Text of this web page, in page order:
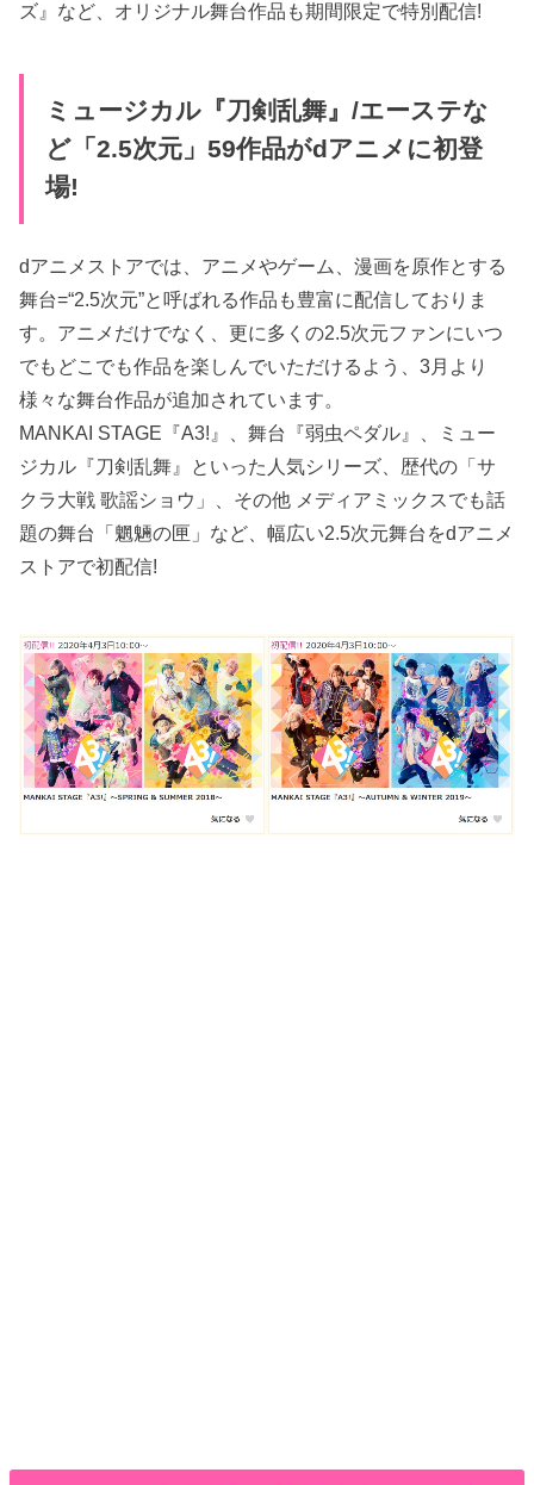
ズ』など、オリジナル舞台作品も期間限定で特別配信!
ミュージカル『刀剣乱舞』/エーステな
ど「2.5次元」59作品がdアニメに初登
場!
dアニメストアでは、アニメやゲーム、漫画を原作とする
舞台=“2.5次元”と呼ばれる作品も豊富に配信しておりま
す。アニメだけでなく、更に多くの2.5次元ファンにいつ
でもどこでも作品を楽しんでいただけるよう、3月より
様々な舞台作品が追加されています。
MANKAI STAGE『A3!』、舞台『弱虫ペダル』、ミュー
ジカル『刀剣乱舞』といった人気シリーズ、歴代の「サ
クラ大戦 歌謡ショウ」、その他 メディアミックスでも話
題の舞台「魍魎の匣」など、幅広い2.5次元舞台をdアニメ
ストアで初配信!